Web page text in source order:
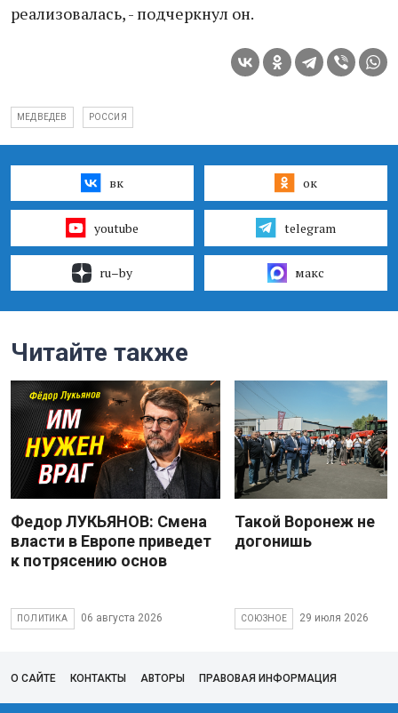
реализовалась, - подчеркнул он.
МЕДВЕДЕВ РОССИЯ
вк ок
youtube telegram
ru–by макс
Читайте также
Федор ЛУКЬЯНОВ: Смена
власти в Европе приведет
к потрясению основ
ПОЛИТИКА 06 августа 2026
Такой Воронеж не
догонишь
СОЮЗНОЕ 29 июля 2026
О САЙТЕ КОНТАКТЫ АВТОРЫ ПРАВОВАЯ ИНФОРМАЦИЯ